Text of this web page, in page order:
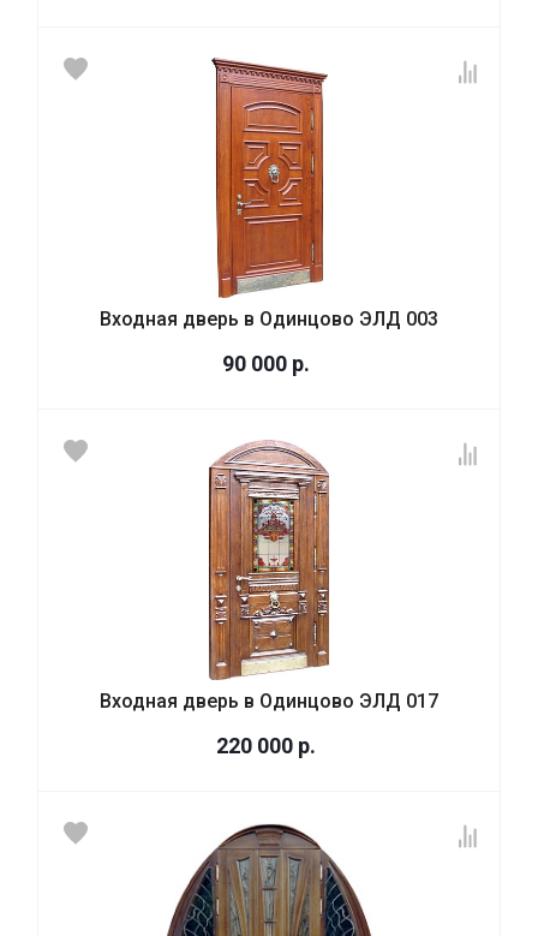
Входная дверь в Одинцово ЭЛД 003
90 000 р.
Входная дверь в Одинцово ЭЛД 017
220 000 р.